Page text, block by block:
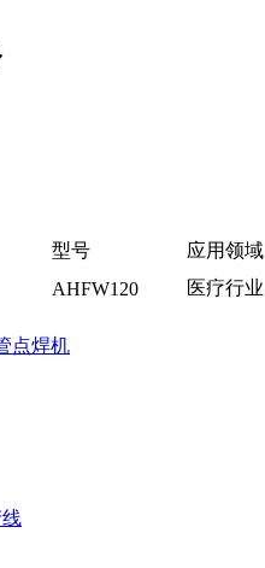
型号 应用领域
AHFW120 医疗⾏业
点焊机